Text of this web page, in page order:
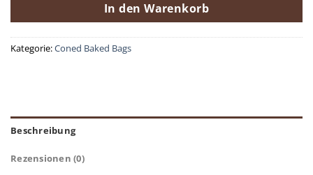
In den Warenkorb
Kategorie:Coned Baked Bags
Beschreibung
Rezensionen (0)